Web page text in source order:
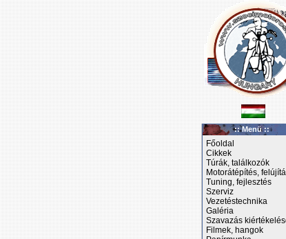
:: Menü ::
Főoldal
Cikkek
Túrák, találkozók
Motorátépítés,
Tuning, fejlesztés
Szerviz
Vezetéstechnika
Galéria
Szavazás
Filmek, hangok